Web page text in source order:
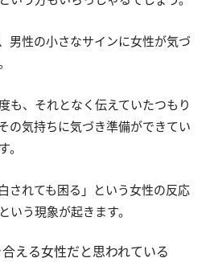
男性の小さなサインに女性が気づ
も、それとなく伝えていたつもり
の気持ちに気づき準備ができてい
。
されても困る」という女性の反応
いう現象が起きます。
える女性だと思われている